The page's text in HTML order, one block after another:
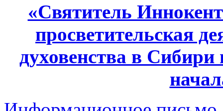
«Святитель
просветительская
духовенства в